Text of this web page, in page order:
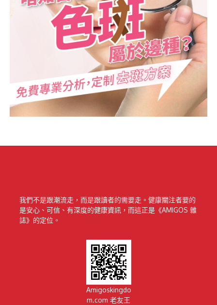
我們不是跟潮流走，而是跟讀者的需要走。健康關注者要的
是安心、可信、有深度的健康資訊，而這正是《AMIGOS 雜
誌》的定位。
Amigoskingdo
m.com 老友王